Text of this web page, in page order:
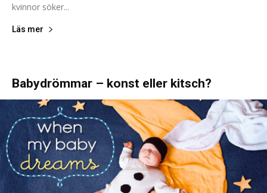
kvinnor söker...
Läs mer
Babydrömmar – konst eller kitsch?